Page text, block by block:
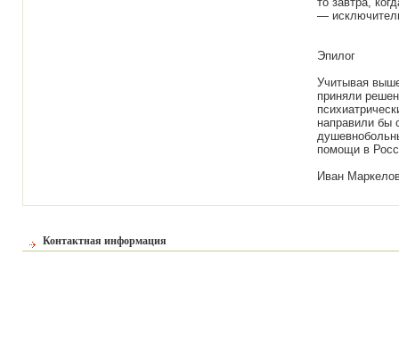
—
Эпилог
Учитывая
приняли
направили бы
помощи в
Иван
Контактная информация